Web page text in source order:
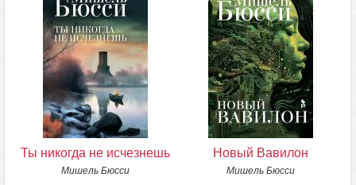
Ты никогда не исчезнешь
Мишель Бюсси
Новый Вавилон
Мишель Бюсси